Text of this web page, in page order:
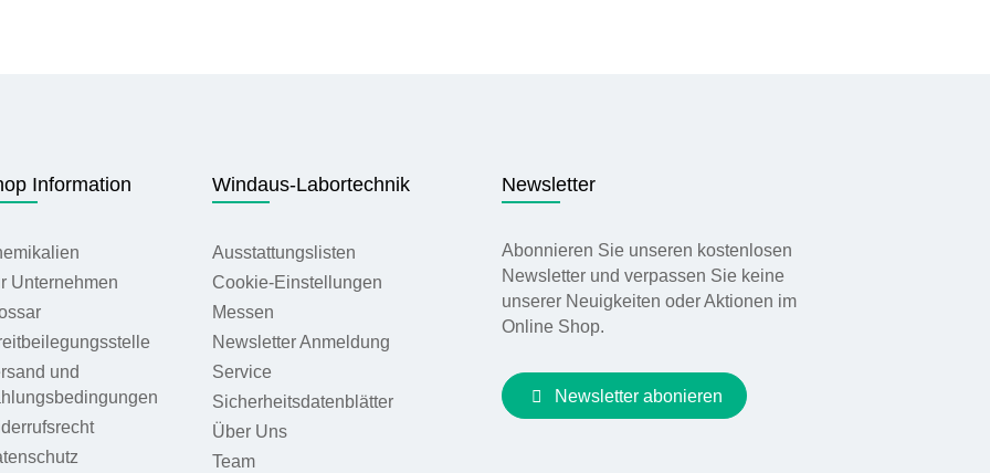
Information
Unternehmen
und
Windaus-Labortechnik
Ausstattungslisten
Cookie-Einstellungen
Messen
Newsletter Anmeldung
Service
Sicherheitsdatenblätter
Über Uns
Team
Newsletter
Abonnieren Sie unseren kostenlosen
Newsletter und verpassen Sie keine
unserer Neuigkeiten oder Aktionen im
Online Shop.
Newsletter abonieren